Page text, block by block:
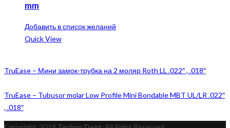
mm
Добавить в список желаний
Quick View
TruEase – Мини замок-трубка на 2 моляр Roth LL .022″ , .018″
TruEase – Tubusor molar Low Profile Mini Bondable MBT UL/LR .022″
, .018″